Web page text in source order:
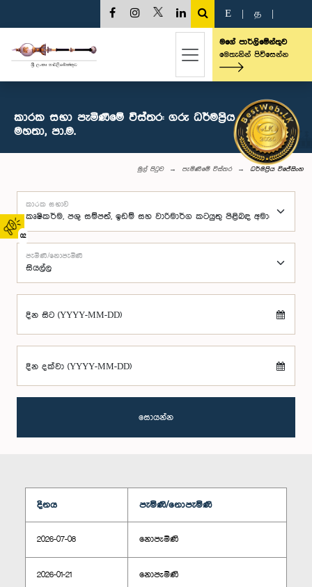
02
E த
මගේ පාර්ලිමේන්තුව
මෙතැනින් පිවිසෙන්න
කාරක සභා පැමිණීමේ විස්තර: ගරු ධර්මප්‍රිය විජේසිංහ
මහතා, පා.ම.
මුල් පිටුව පැමිණීමේ විස්තර ධර්මප්‍රිය විජේසිංහ
කාරක සභාව
පැමිණි/නොපැමිණි
දින සිට (YYYY-MM-DD)
දින දක්වා (YYYY-MM-DD)
සොයන්න
දිනය පැමිණි/නොපැමිණි
2026-07-08 නොපැමිණි
2026-01-21 නොපැමිණි